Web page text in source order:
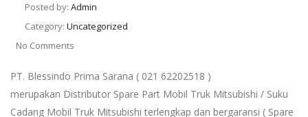
Posted by: Admin
Category: Uncategorized
No Comments
PT. Blessindo Prima Sarana ( 021 62202518 )
merupakan Distributor Spare Part Mobil Truk Mitsubishi / Suku
Cadang Mobil Truk Mitsubishi terlengkap dan bergaransi ( Spare